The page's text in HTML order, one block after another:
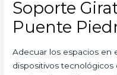
Soporte
Puente
Adecuar los espacios en
dispositivos tecnológicos